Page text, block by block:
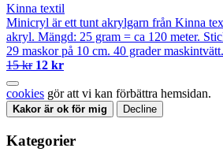
Kinna textil
Minicryl är ett tunt akrylgarn från Kinna
akryl. Mängd: 25 gram = ca 120 meter.
29 maskor på 10 cm. 40 grader maskintvätt.
15 kr 12 kr
cookies gör att vi kan förbättra hemsidan.
Kakor är ok för mig Decline
Kategorier